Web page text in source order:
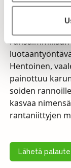
paljon
riippuen
kolme on
runsaimmillaan
Hentoinen,
painottuu
soiden
kasvaa
rantaniittyjen
Lähetä